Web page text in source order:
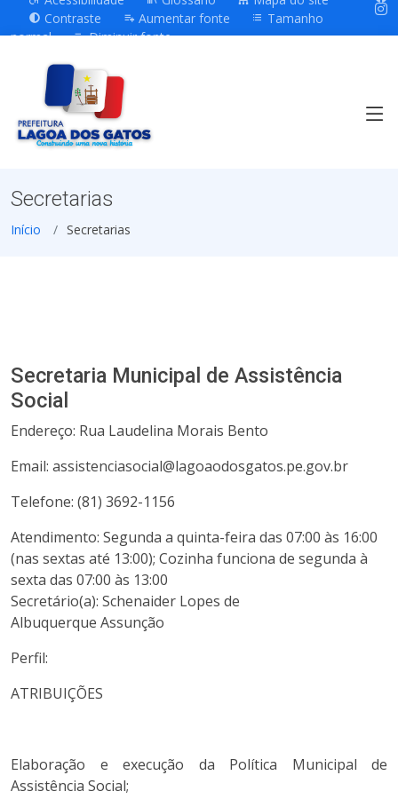
Contraste
Aumentar fonte
Tamanho
normal
Diminuir fonte
Secretarias
Início Secretarias
Secretaria Municipal de Assistência
Social
Endereço: Rua Laudelina Morais Bento
Email: assistenciasocial@lagoaodosgatos.pe.gov.br
Telefone: (81) 3692-1156
Atendimento: Segunda a quinta-feira das 07:00 às 16:00
(nas sextas até 13:00); Cozinha funciona de segunda à
sexta das 07:00 às 13:00
Secretário(a): Schenaider Lopes de
Albuquerque Assunção
Perfil:
ATRIBUIÇÕES
Elaboração e execução da Política Municipal de
Assistência Social;